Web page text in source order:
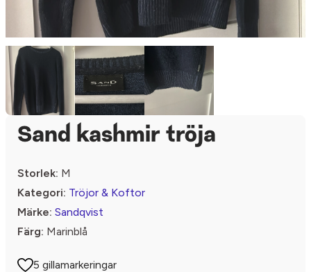
Sand kashmir tröja
Storlek: M
Kategori: Tröjor & Koftor
Märke: Sandqvist
Färg: Marinblå
5 gillamarkeringar